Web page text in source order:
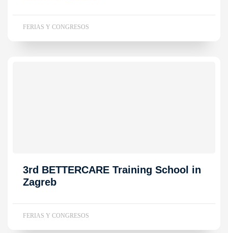
FERIAS Y CONGRESOS
3rd BETTERCARE Training School in
Zagreb
FERIAS Y CONGRESOS